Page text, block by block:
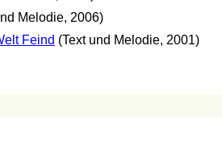
Melodie, 2006)
Feind (Text und Melodie, 2001)